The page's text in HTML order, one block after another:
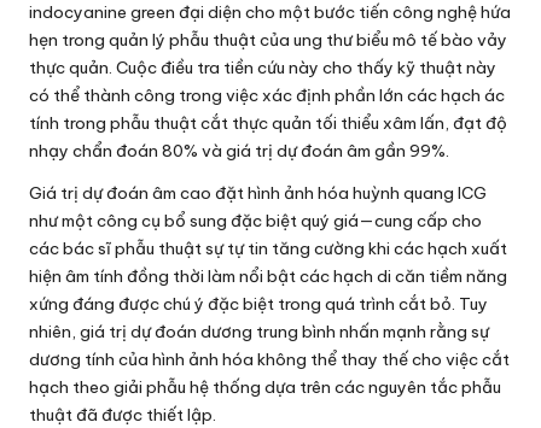
indocyanine green đại diện cho một bước tiến công nghệ hứa
hẹn trong quản lý phẫu thuật của ung thư biểu mô tế bào vảy
thực quản. Cuộc điều tra tiền cứu này cho thấy kỹ thuật này
có thể thành công trong việc xác định phần lớn các hạch ác
tính trong phẫu thuật cắt thực quản tối thiểu xâm lấn, đạt độ
nhạy chẩn đoán 80% và giá trị dự đoán âm gần 99%.
Giá trị dự đoán âm cao đặt hình ảnh hóa huỳnh quang ICG
như một công cụ bổ sung đặc biệt quý giá—cung cấp cho
các bác sĩ phẫu thuật sự tự tin tăng cường khi các hạch xuất
hiện âm tính đồng thời làm nổi bật các hạch di căn tiềm năng
xứng đáng được chú ý đặc biệt trong quá trình cắt bỏ. Tuy
nhiên, giá trị dự đoán dương trung bình nhấn mạnh rằng sự
dương tính của hình ảnh hóa không thể thay thế cho việc cắt
hạch theo giải phẫu hệ thống dựa trên các nguyên tắc phẫu
thuật đã được thiết lập.